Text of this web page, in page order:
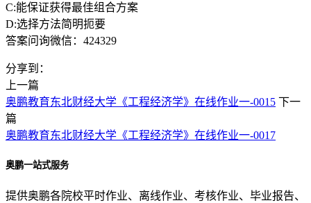
C:能保证获得最佳组合方案
D:选择方法简明扼要
答案问询微信：424329
分享到：
上一篇
奥鹏教育东北财经大学《工程经济学》在线作业一-0015 下一
篇
奥鹏教育东北财经大学《工程经济学》在线作业一-0017
奥鹏一站式服务
提供奥鹏各院校平时作业、离线作业、考核作业、毕业报告、